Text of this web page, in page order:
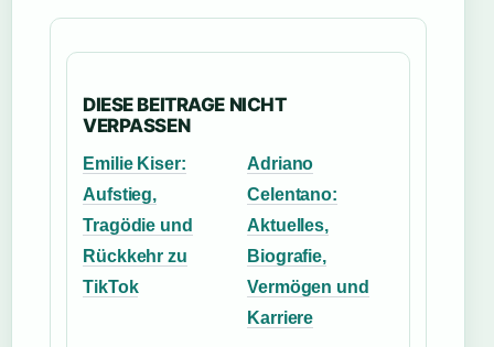
DIESE BEITRAGE NICHT
VERPASSEN
Emilie Kiser:
Aufstieg,
Tragödie und
Rückkehr zu
TikTok
Adriano
Celentano:
Aktuelles,
Biografie,
Vermögen und
Karriere